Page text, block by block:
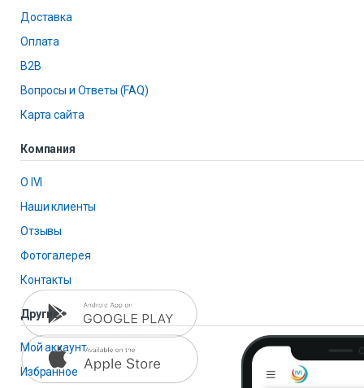
Доставка
Оплата
B2B
Вопросы и Ответы (FAQ)
Карта сайта
Компания
О IVI
Наши клиенты
Отзывы
Фотогалерея
Контакты
Другие
Мой аккаунт
Избранное